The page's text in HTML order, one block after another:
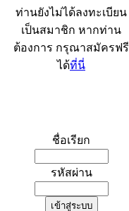
ท่านยังไม่ได้ลงทะเบียน
เป็นสมาชิก หากท่าน
ต้องการ กรุณาสมัครฟรี
ได้ที่นี่
ชื่อเรียก
รหัสผ่าน